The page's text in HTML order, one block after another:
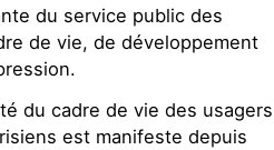
du service public des
de vie, de développement
du cadre de vie des usagers
est manifeste depuis